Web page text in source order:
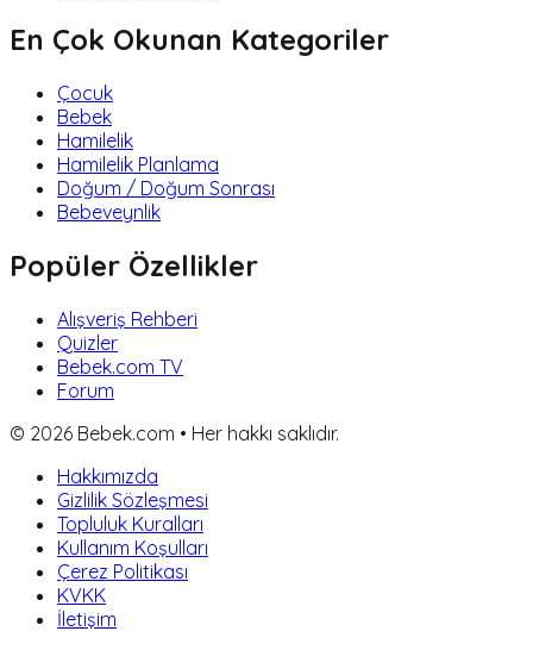
En Çok Okunan Kategoriler
Çocuk
Bebek
Hamilelik
Hamilelik Planlama
Doğum / Doğum Sonrası
Bebeveynlik
Popüler Özellikler
Alışveriş Rehberi
Quizler
Bebek.com TV
Forum
© 2026 Bebek.com • Her hakkı saklıdır.
Hakkımızda
Gizlilik Sözleşmesi
Topluluk Kuralları
Kullanım Koşulları
Çerez Politikası
KVKK
İletişim